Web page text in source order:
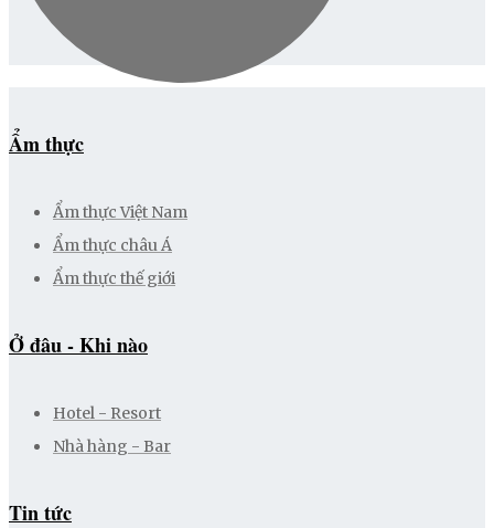
Ẩm thực
Ẩm thực Việt Nam
Ẩm thực châu Á
Ẩm thực thế giới
Ở đâu - Khi nào
Hotel - Resort
Nhà hàng - Bar
Tin tức